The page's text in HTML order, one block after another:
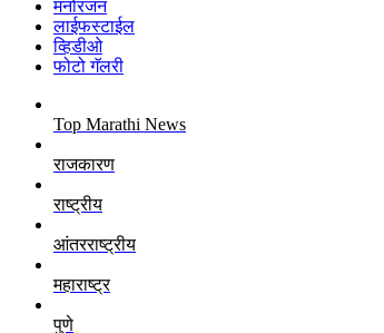
मनोरंजन
लाईफस्टाईल
व्हिडीओ
फोटो गॅलरी
Top Marathi News
राजकारण
राष्ट्रीय
आंतरराष्ट्रीय
महाराष्ट्र
पुणे